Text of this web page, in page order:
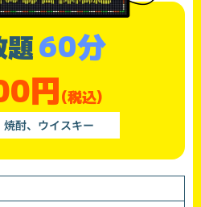
題60分
円(税込)
焼酎、ウイスキー